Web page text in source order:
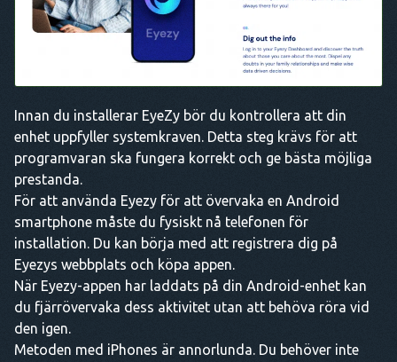
Innan du installerar EyeZy bör du kontrollera att din
enhet uppfyller systemkraven. Detta steg krävs för att
programvaran ska fungera korrekt och ge bästa möjliga
prestanda.
För att använda Eyezy för att övervaka en Android
smartphone måste du fysiskt nå telefonen för
installation. Du kan börja med att registrera dig på
Eyezys webbplats och köpa appen.
När Eyezy-appen har laddats på din Android-enhet kan
du fjärrövervaka dess aktivitet utan att behöva röra vid
den igen.
Metoden med iPhones är annorlunda. Du behöver inte